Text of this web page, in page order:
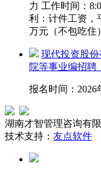
力 工作时间：
利：计件工资，
万元（不包吃住
现代投资股
院等事业编招聘
报名时间：2026
湖南才智管理咨询有
技术支持： 友点软件